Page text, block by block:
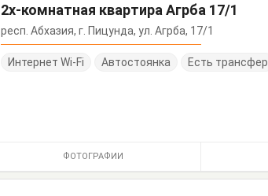
2х-комнатная квартира Агрба 17/1
респ. Абхазия, г. Пицунда, ул. Агрба, 17/1
Интернет Wi-Fi Автостоянка Есть трансфер
ФОТОГРАФИИ